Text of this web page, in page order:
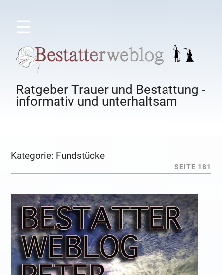
☰
Ratgeber Trauer und Bestattung -
informativ und unterhaltsam
Kategorie: Fundstücke
SEITE 181